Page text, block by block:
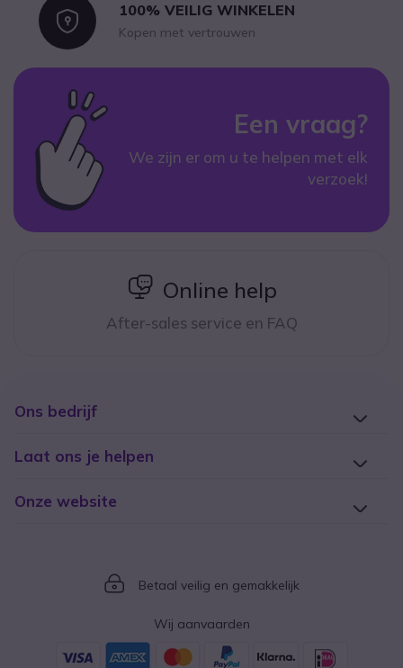
Icon100% VEILIG WINKELEN
Kopen met vertrouwen
Een vraag?
We zijn er om u te helpen met elk
verzoek!
icon
Online help
After-sales service en FAQ
Ons bedrijf
Laat ons je helpen
Onze website
Icon
Betaal veilig en gemakkelijk
Wij aanvaarden